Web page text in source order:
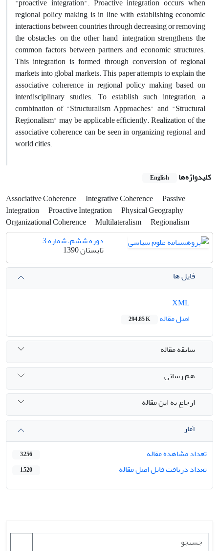
regional policy making is in line with establishing economic
interactions between countries through decreasing or removing
the obstacles, on the other hand, integration strengthens the
common factors between partners and economic structures.
This integration is formed through conversion of regional
markets into global markets. This paper attempts to explain the
associative coherence in regional policy making based on
interdisciplinary studies. To establish such integration, a
combination of "Structuralism Approaches" and "Structural
Regionalism" may be applicable efficiently. Realization of the
associative coherence can be seen in organizing regional and
world cities.
کلیدواژه‌ها English
Associative Coherence Integrative Coherence
Passive
Integration
Proactive Integration
Physical Geography
Organizational Coherence
Multilateralism
Regionalism
دوره ششم، شماره 3
تابستان 1390
فایل ها
اصل مقاله
294.85 K
سابقه مقاله
هم رسانی
ارجاع به این مقاله
آمار
تعداد مشاهده مقاله
3,256
تعداد دریافت فایل اصل مقاله 1,520